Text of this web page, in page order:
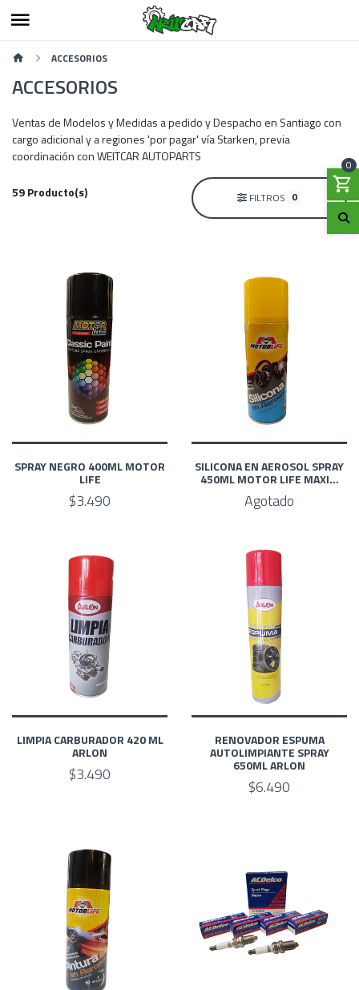
0
ACCESORIOS
ACCESORIOS
Ventas de Modelos y Medidas a pedido y Despacho en Santiago con
cargo adicional y a regiones 'por pagar' vía Starken, previa
coordinación con WEITCAR AUTOPARTS
59 Producto(s) FILTROS 0
SPRAY NEGRO 400ML MOTOR
LIFE
$3.490
SILICONA EN AEROSOL SPRAY
450ML MOTOR LIFE MAXI...
Agotado
LIMPIA CARBURADOR 420 ML
ARLON
$3.490
RENOVADOR ESPUMA
AUTOLIMPIANTE SPRAY
650ML ARLON
$6.490